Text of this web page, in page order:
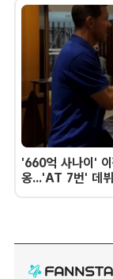
'660억 사나이'
옹...'AT 7번' 데